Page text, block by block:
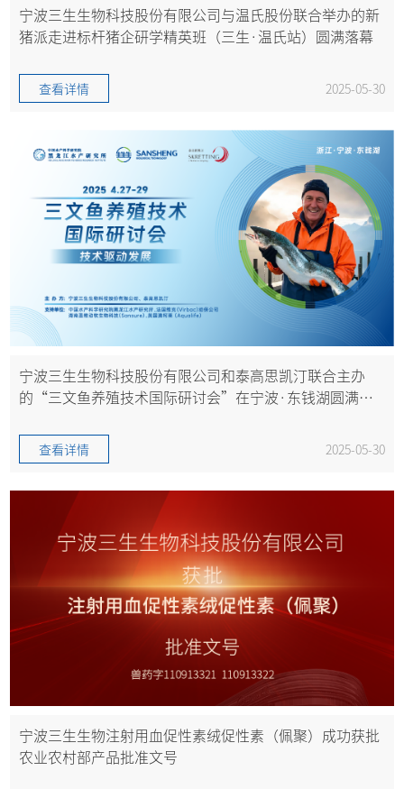
宁波三生生物科技股份有限公司与温氏股份联合举办的新
猪派走进标杆猪企研学精英班（三生·温氏站）圆满落幕
查看详情 2025-05-30
宁波三生生物科技股份有限公司和泰高思凯汀联合主办
的“三文鱼养殖技术国际研讨会”在宁波·东钱湖圆满举
查看详情 2025-05-30
宁波三生生物注射用血促性素绒促性素（佩聚）成功获批
农业农村部产品批准文号